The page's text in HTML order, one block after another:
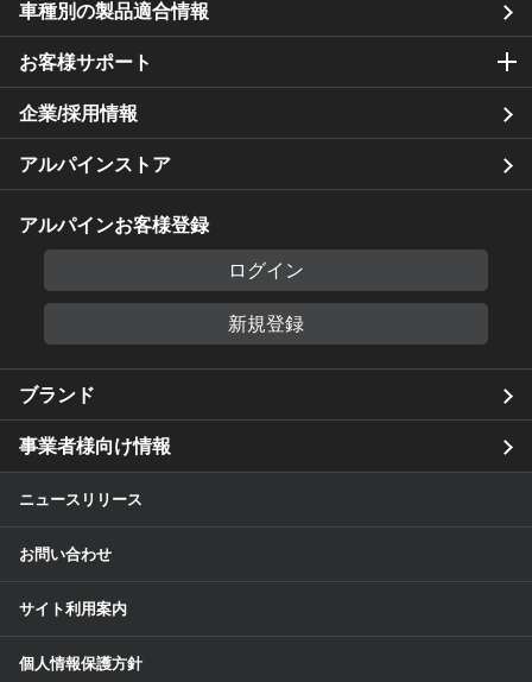
車種別の製品適合情報
お客様サポート
企業/採用情報
アルパインストア
アルパインお客様登録
ログイン
新規登録
ブランド
事業者様向け情報
ニュースリリース
お問い合わせ
サイト利用案内
個人情報保護方針